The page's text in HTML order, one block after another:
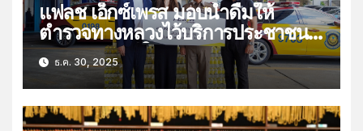
แฟลช เอ็กซ์เพรส มอบน้ำดื่มให้
ตำรวจทางหลวงไว้บริการประชาชน
ช่วงเทศกาลปีใหม่
ธ.ค. 30, 2025